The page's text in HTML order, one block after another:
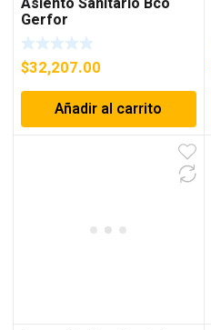
Gerfor
$32,207.00
Añadir al carrito